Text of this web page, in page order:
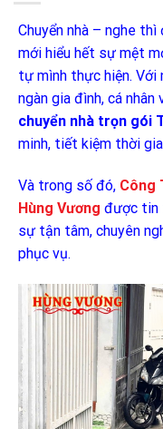
Chuyển nhà – nghe
mới hiểu hết sự mệt
tự mình thực hiện. Với
ngàn gia đình, cá nhân
chuyển nhà trọn gói
minh, tiết kiệm thời
Và trong số đó, Công
Hùng Vương được tin
sự tận tâm, chuyên
phục vụ.